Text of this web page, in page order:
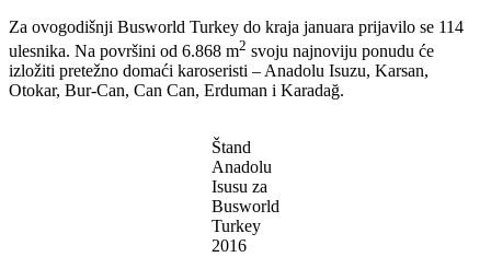
Za ovogodišnji Busworld Turkey do kraja januara prijavilo se 114
ulesnika. Na površini od 6.868 m2 svoju najnoviju ponudu će
izložiti pretežno domaći karoseristi – Anadolu Isuzu, Karsan,
Otokar, Bur-Can, Can Can, Erduman i Karadağ.
Štand
Anadolu
Isusu za
Busworld
Turkey
2016